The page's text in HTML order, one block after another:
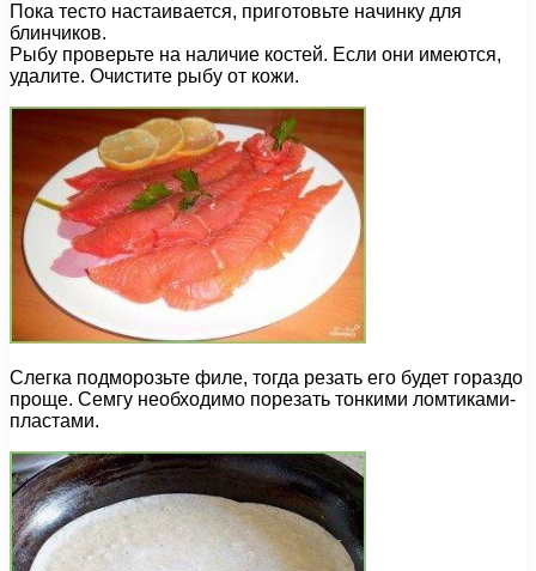
Пока тесто настаивается, приготовьте начинку для
блинчиков.
Рыбу проверьте на наличие костей. Если они имеются,
удалите. Очистите рыбу от кожи.
Слегка подморозьте филе, тогда резать его будет гораздо
проще. Семгу необходимо порезать тонкими ломтиками-
пластами.